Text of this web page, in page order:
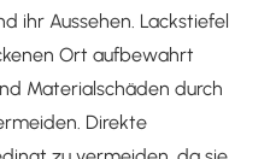
ihr Aussehen. Lackstiefel
Ort aufbewahrt
Materialschäden durch
Direkte